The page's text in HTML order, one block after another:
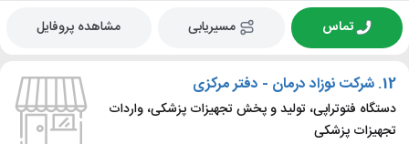
تماس مسیریابی مشاهده پروفایل
12. شرکت نوزاد درمان - دفتر مرکزی
دستگاه فتوتراپی، تولید و پخش تجهیزات پزشکی، واردات
تجهیزات پزشکی